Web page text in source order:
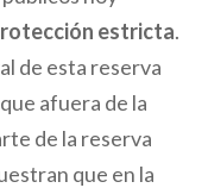
estricta.
de esta reserva
afuera de la
de la reserva
que en la